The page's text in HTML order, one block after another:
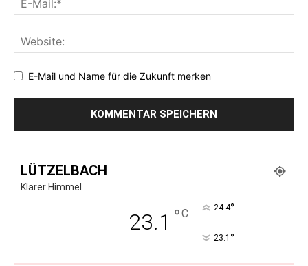
E-Mail und Name für die Zukunft merken
LÜTZELBACH
Klarer Himmel
23.1 °C 24.4°
23.1 °